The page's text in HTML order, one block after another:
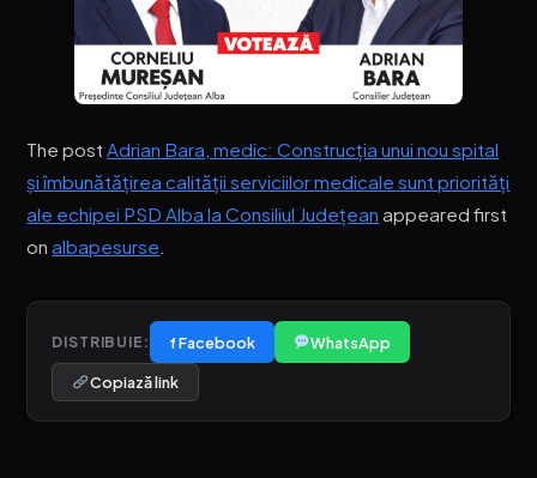
The postAdrian Bara, medic: Construcția unui nou spital
și îmbunătățirea calității serviciilor medicale sunt priorități
ale echipei PSD Alba la Consiliul Județean appeared first
onalbapesurse
DISTRIBUIE: f Facebook WhatsApp
Copiază link